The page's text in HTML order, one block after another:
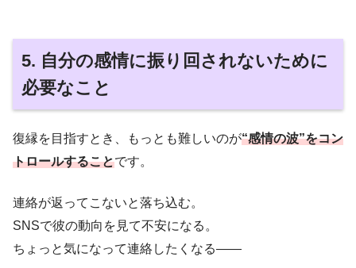
5. 自分の感情に振り回されないために
必要なこと
復縁を目指すとき、もっとも難しいのが“感情の波”をコン
トロールすることです。
連絡が返ってこないと落ち込む。
SNSで彼の動向を見て不安になる。
ちょっと気になって連絡したくなる――